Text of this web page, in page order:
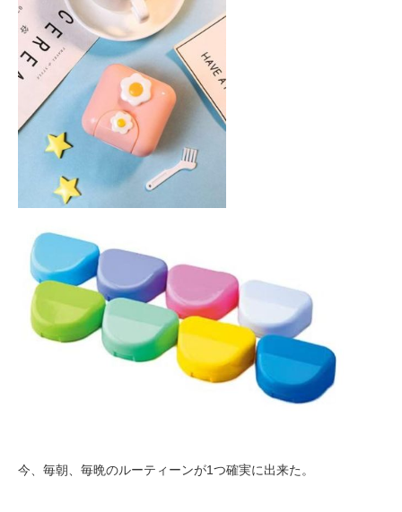
今、毎朝、毎晩のルーティーンが1つ確実に出来た。